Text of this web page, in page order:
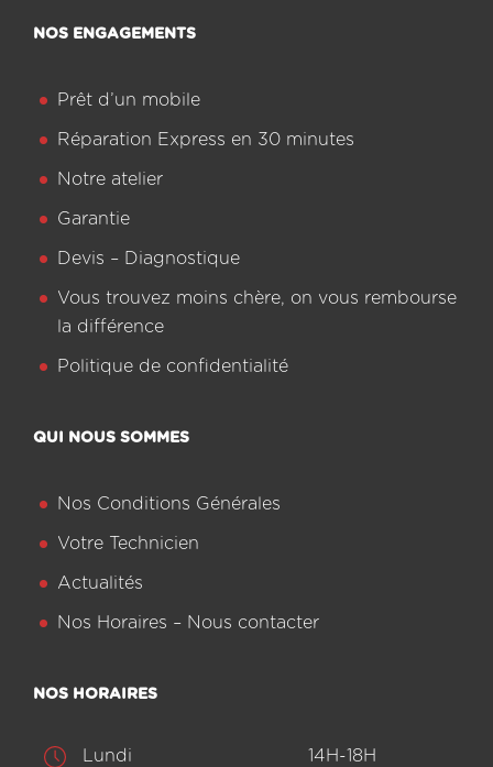
NOS ENGAGEMENTS
Prêt d’un mobile
Réparation Express en 30 minutes
Notre atelier
Garantie
Devis – Diagnostique
Vous trouvez moins chère, on vous rembourse
la différence
Politique de confidentialité
QUI NOUS SOMMES
Nos Conditions Générales
Votre Technicien
Actualités
Nos Horaires – Nous contacter
NOS HORAIRES
Lundi 14H-18H